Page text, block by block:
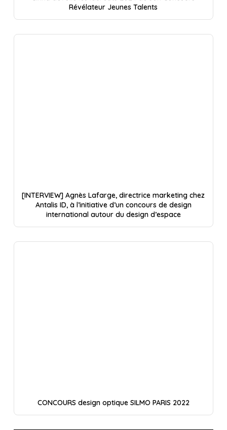
Révélateur Jeunes Talents
[INTERVIEW] Agnès Lafarge, directrice marketing chez
Antalis ID, à l’initiative d’un concours de design
international autour du design d’espace
CONCOURS design optique SILMO PARIS 2022